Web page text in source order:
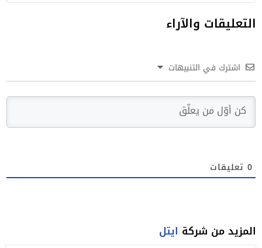
التعليقات والآراء
اشترك في التنبيهات
0 تعليقات
المزيد من شركة ايتل